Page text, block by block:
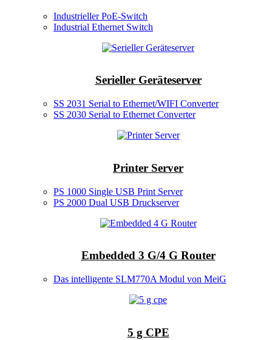
Industrieller PoE-Switch
Industrial Ethernet Switch
Serieller Geräteserver
SS 2031 Serial to Ethernet/WIFI Converter
SS 2030 Serial to Ethernet Converter
Printer Server
PS 1000 Single USB Print Server
PS 2000 Dual USB Druckserver
Embedded 3 G/4 G Router
Das intelligente SLM770A Modul von MeiG
5 g CPE